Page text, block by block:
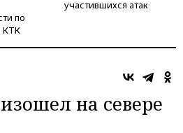
по
КТК
участившихся атак
на севере